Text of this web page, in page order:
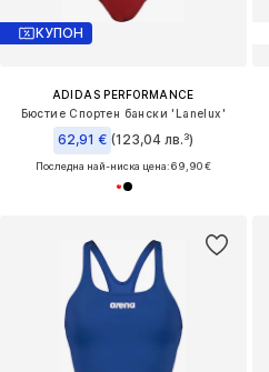
КУПОН
ADIDAS PERFORMANCE
Бюстие Спортен бански 'Lanelux'
62,91 € (123,04 лв.³)
Последна най-ниска цена:69,90 €